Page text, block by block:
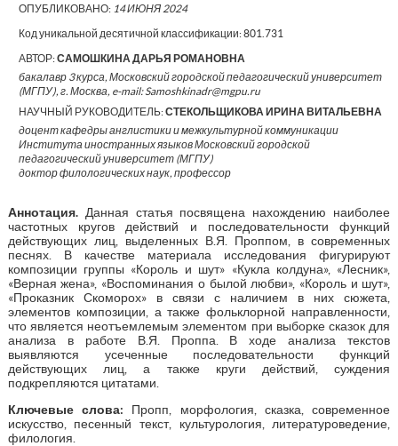
ОПУБЛИКОВАНО: 14 ИЮНЯ 2024
Код уникальной десятичной классификации:801.731
АВТОР:САМОШКИНА ДАРЬЯ РОМАНОВНА
бакалавр 3 курса, Московский городской педагогический университет
(МГПУ), г. Москва, e-mail: Samoshkinadr@mgpu.ru
НАУЧНЫЙ РУКОВОДИТЕЛЬ:СТЕКОЛЬЩИКОВА ИРИНА ВИТАЛЬЕВНА
доцент кафедры англистики и межкультурной коммуникации
Института иностранных языков Московский городской
педагогический университет (МГПУ)
доктор филологических наук, профессор
Аннотация. Данная статья посвящена нахождению наиболее
частотных кругов действий и последовательности функций
действующих лиц, выделенных В.Я. Проппом, в современных
песнях. В качестве материала исследования фигурируют
композиции группы «Король и шут» «Кукла колдуна», «Лесник»,
«Верная жена», «Воспоминания о былой любви», «Король и шут»,
«Проказник Скоморох» в связи с наличием в них сюжета,
элементов композиции, а также фольклорной направленности,
что является неотъемлемым элементом при выборке сказок для
анализа в работе В.Я. Проппа. В ходе анализа текстов
выявляются усеченные последовательности функций
действующих лиц, а также круги действий, суждения
подкрепляются цитатами.
Ключевые слова: Пропп, морфология, сказка, современное
искусство, песенный текст, культурология, литературоведение,
филология.